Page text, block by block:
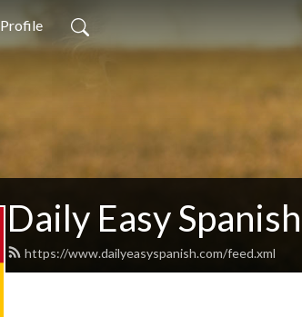
Profile
Daily Easy Spanish
https://www.dailyeasyspanish.com/feed.xml